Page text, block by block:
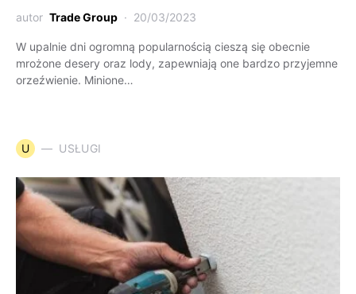
autor Trade Group 20/03/2023
W upalnie dni ogromną popularnością cieszą się obecnie
mrożone desery oraz lody, zapewniają one bardzo przyjemne
orzeźwienie. Minione…
U USŁUGI